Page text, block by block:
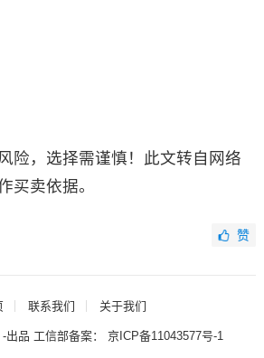
险，选择需谨慎！此文转自网络
买卖依据。
赞
联系我们 关于我们
出品 工信部备案：京ICP备11043577号-1